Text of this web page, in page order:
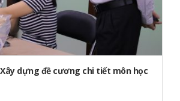
dựng đề cương chi tiết môn học